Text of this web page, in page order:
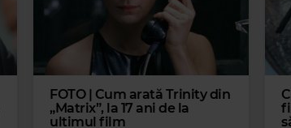
FOTO | Cum arată Trinity din
„Matrix”, la 17 ani de la
ultimul film